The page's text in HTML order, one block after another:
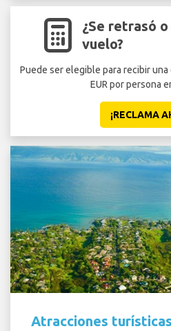
¿Se retrasó
vuelo?
Puede ser elegible para recibir
EUR por persona
¡RECLAMA
Atracciones